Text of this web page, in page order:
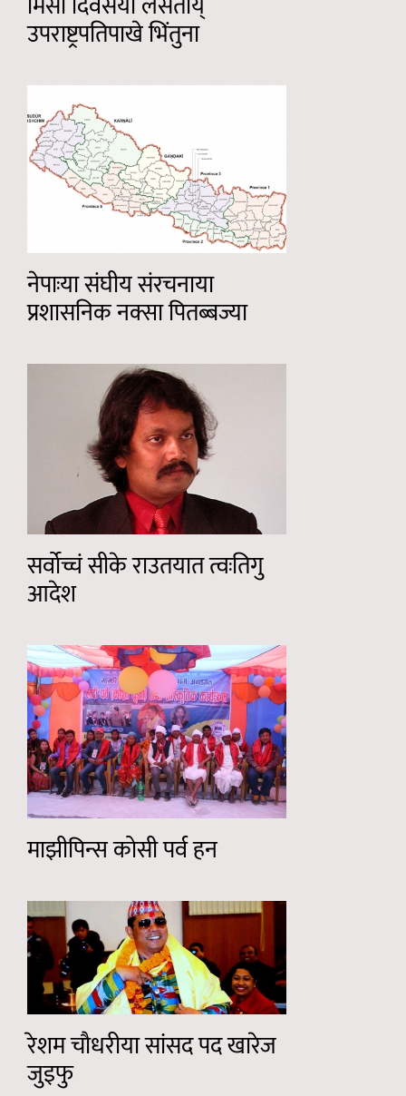
उपराष्ट्रपतिपाखे भिंतुना
नेपाःया संघीय संरचनाया
प्रशासनिक नक्सा पितब्बज्या
सर्वोच्चं सीके राउतयात त्वःतिगु
आदेश
माझीपिन्स कोसी पर्व हन
रेशम चौधरीया सांसद पद खारेज
जुइफु